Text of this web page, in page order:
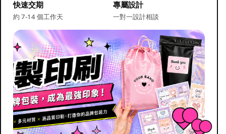
快速交期
約 7-14 個工作天
專屬設計
一對一設計相談